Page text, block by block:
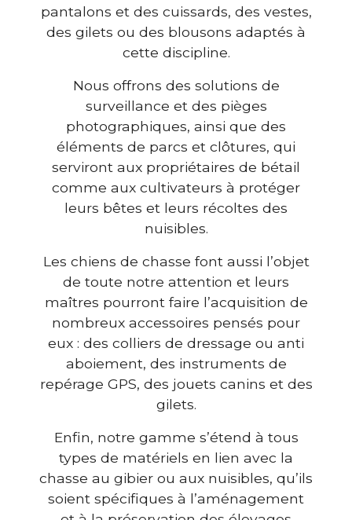
pantalons et des cuissards, des vestes,
des gilets ou des blousons adaptés à
cette discipline.
Nous offrons des solutions de
surveillance et des pièges
photographiques, ainsi que des
éléments de parcs et clôtures, qui
serviront aux propriétaires de bétail
comme aux cultivateurs à protéger
leurs bêtes et leurs récoltes des
nuisibles.
Les chiens de chasse font aussi l’objet
de toute notre attention et leurs
maîtres pourront faire l’acquisition de
nombreux accessoires pensés pour
eux : des colliers de dressage ou anti
aboiement, des instruments de
repérage GPS, des jouets canins et des
gilets.
Enfin, notre gamme s’étend à tous
types de matériels en lien avec la
chasse au gibier ou aux nuisibles, qu’ils
soient spécifiques à l’aménagement